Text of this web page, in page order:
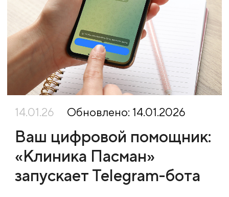
14.01.26 Обновлено: 14.01.2026
Ваш цифровой помощник:
«Клиника Пасман»
запускает Telegram-бота